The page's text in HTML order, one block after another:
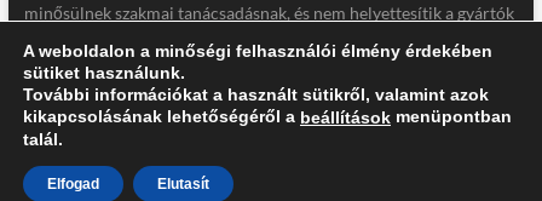
minősülnek szakmai tanácsadásnak, és nem helyettesítik a gyártók
hivatalos dokumentációját. Részletek a jogi nyilatkozatban.
Jogi nyilatkozat
Adatkezelési tájékoztató
A weboldalon a minőségi felhasználói élmény érdekében
sütiket használunk.
További információkat a használt sütikről, valamint azok
kikapcsolásának lehetőségéről a beállítások menüpontban
talál.
Elfogad Elutasít